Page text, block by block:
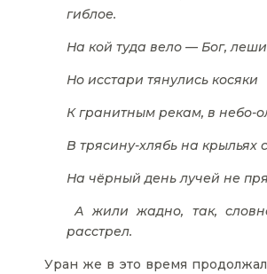
гиблое.
На кой туда вело — Бог,
Но исстари тянулись косяки
К гранитным рекам, в небо-
В трясину-хлябь на крыльях
На чёрный день лучей не
А жили жадно, так,
расстрел.
Уран же в это время продолжал